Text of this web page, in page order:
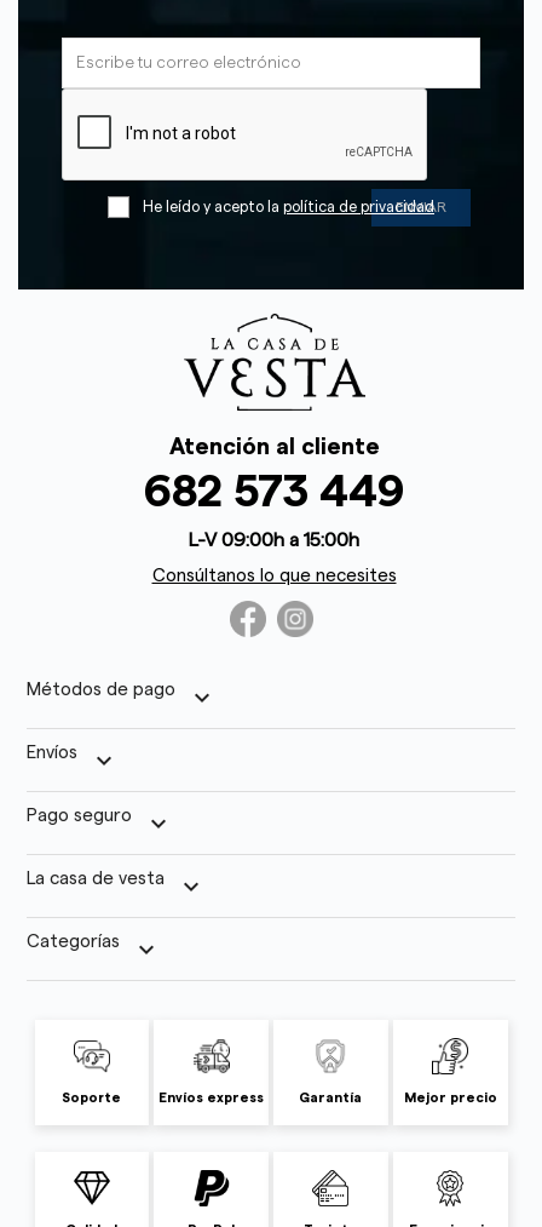
He leído y acepto la política de privacidad
Atención al cliente
682 573 449
L-V 09:00h a 15:00h
Consúltanos lo que necesites
Métodos de pago keyboard_arrow_down
Envíos keyboard_arrow_down
Pago seguro keyboard_arrow_down
La casa de vesta keyboard_arrow_down
Categorías keyboard_arrow_down
Soporte Envíos express Garantía Mejor precio